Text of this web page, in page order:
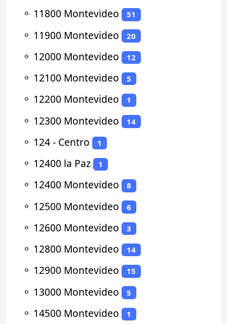
⚬ 11800 Montevideo 51
⚬ 11900 Montevideo 20
⚬ 12000 Montevideo 12
⚬ 12100 Montevideo 5
⚬ 12200 Montevideo 1
⚬ 12300 Montevideo 14
⚬ 124 - Centro 1
⚬ 12400 la Paz 1
⚬ 12400 Montevideo 8
⚬ 12500 Montevideo 6
⚬ 12600 Montevideo 3
⚬ 12800 Montevideo 14
⚬ 12900 Montevideo 15
⚬ 13000 Montevideo 5
⚬ 14500 Montevideo 1